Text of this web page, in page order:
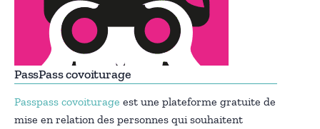
PassPass covoiturage
Passpass covoiturage est une plateforme gratuite de
mise en relation des personnes qui souhaitent